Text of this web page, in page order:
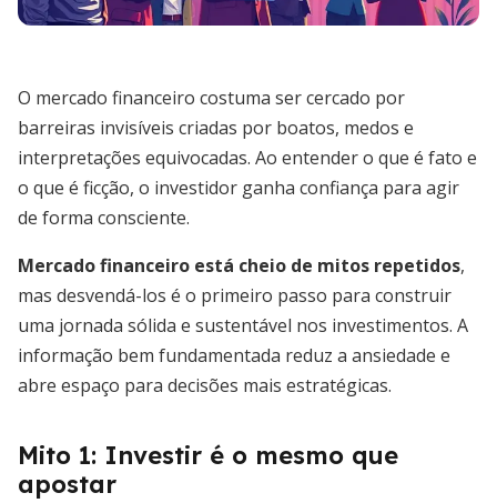
O mercado financeiro costuma ser cercado por
barreiras invisíveis criadas por boatos, medos e
interpretações equivocadas. Ao entender o que é fato e
o que é ficção, o investidor ganha confiança para agir
de forma consciente.
Mercado financeiro está cheio de mitos repetidos,
mas desvendá-los é o primeiro passo para construir
uma jornada sólida e sustentável nos investimentos. A
informação bem fundamentada reduz a ansiedade e
abre espaço para decisões mais estratégicas.
Mito 1: Investir é o mesmo que
apostar